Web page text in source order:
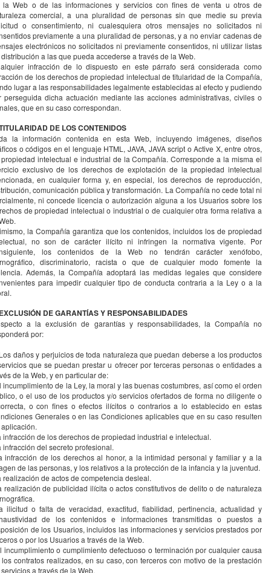
la Web o de las informaciones y servicios con fines de venta u otros de
comercial, a una pluralidad de personas sin que medie su previa
o consentimiento, ni cualesquiera otros mensajes no solicitados ni
previamente a una pluralidad de personas, y a no enviar cadenas de
electrónicos no solicitados ni previamente consentidos, ni utilizar listas
a las que pueda accederse a través de la Web.
infracción de lo dispuesto en este párrafo será considerada como
de los derechos de propiedad intelectual de titularidad de la Compañía,
lugar a las responsabilidades legalmente establecidas al efecto y pudiendo
perseguida dicha actuación mediante las acciones administrativas, civiles o
que en su caso correspondan.
DE LOS CONTENIDOS
la información contenida en esta Web, incluyendo imágenes, diseños
o códigos en el lenguaje HTML, JAVA, JAVA script o Active X, entre otros,
intelectual e industrial de la Compañía. Corresponde a la misma el
exclusivo de los derechos de explotación de la propiedad intelectual
en cualquier forma y, en especial, los derechos de reproducción,
comunicación pública y transformación. La Compañía no cede total ni
ni concede licencia o autorización alguna a los Usuarios sobre los
de propiedad intelectual o industrial o de cualquier otra forma relativa a
la Compañía garantiza que los contenidos, incluidos los de propiedad
no son de carácter ilícito ni infringen la normativa vigente. Por
los contenidos de la Web no tendrán carácter xenófobo,
discriminatorio, racista o que de cualquier modo fomente la
Además, la Compañía adoptará las medidas legales que considere
para impedir cualquier tipo de conducta contraria a la Ley o a la
DE GARANTÍAS Y RESPONSABILIDADES
a la exclusión de garantías y responsabilidades, la Compañía no
por:
daños y perjuicios de toda naturaleza que puedan deberse a los productos
que se puedan prestar u ofrecer por terceras personas o entidades a
de la Web, y en particular de:
incumplimiento de la Ley, la moral y las buenas costumbres, así como el orden
o el uso de los productos y/o servicios ofertados de forma no diligente o
o con fines o efectos ilícitos o contrarios a lo establecido en estas
Generales o en las Condiciones aplicables que en su caso resulten
infracción de los derechos de propiedad industrial e intelectual.
infracción del secreto profesional.
infracción de los derechos al honor, a la intimidad personal y familiar y a la
de las personas, y los relativos a la protección de la infancia y la juventud.
realización de actos de competencia desleal.
realización de publicidad ilícita o actos constitutivos de delito o de naturaleza
ilicitud o falta de veracidad, exactitud, fiabilidad, pertinencia, actualidad y
de los contenidos e informaciones transmitidas o puestos a
de los Usuarios, incluidos las informaciones y servicios prestados por
o por los Usuarios a través de la Web.
incumplimiento o cumplimiento defectuoso o terminación por cualquier causa
contratos realizados, en su caso, con terceros con motivo de la prestación
a través de la Web.